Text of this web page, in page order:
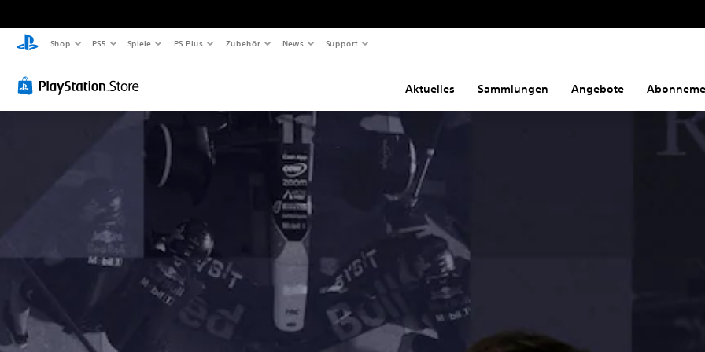
Shop PS5 Spiele PS Plus Zubehör News Support
Aktuelles Sammlungen Angebote